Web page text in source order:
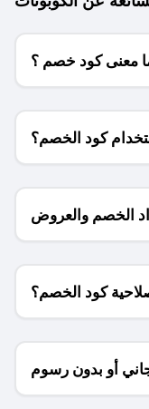
معنى كود خصم ؟
كود الخصم؟
الخصم والعروض
للمتاجر؟
كود الخصم؟
أو بدون رسوم
الشحن ؟